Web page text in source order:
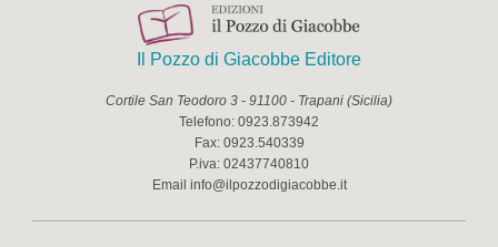
Il Pozzo di Giacobbe Editore
Cortile San Teodoro 3 - 91100 - Trapani (Sicilia)
Telefono: 0923.873942
Fax: 0923.540339
P.iva: 02437740810
Email info@ilpozzodigiacobbe.it